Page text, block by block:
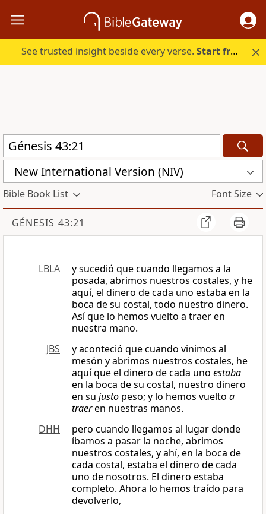
See trusted insight beside every verse.Start free.
New International Version (NIV)
Bible Book List Font Size
GÉNESIS 43:21
LBLA
y sucedió que cuando llegamos a la
posada, abrimos nuestros costales, y he
aquí, el dinero de cada uno estaba en la
boca de su costal, todo nuestro dinero.
Así que lo hemos vuelto a traer en
nuestra mano.
JBS
y aconteció que cuando vinimos al
mesón y abrimos nuestros costales, he
aquí que el dinero de cada uno estaba
en la boca de su costal, nuestro dinero
en su justo peso; y lo hemos vuelto a
traeren nuestras manos.
DHH
pero cuando llegamos al lugar donde
íbamos a pasar la noche, abrimos
nuestros costales, y ahí, en la boca de
cada costal, estaba el dinero de cada
uno de nosotros. El dinero estaba
completo. Ahora lo hemos traído para
devolverlo,